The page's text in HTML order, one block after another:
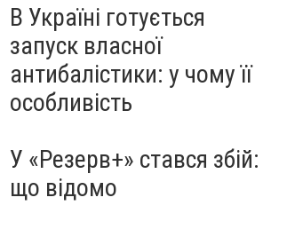
В Україні готується
запуск власної
антибалістики: у чому її
особливість
У «Резерв+» стався збій:
що відомо